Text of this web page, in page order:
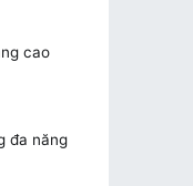
cao
đa năng